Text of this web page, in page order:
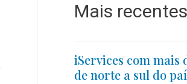
Mais recentes
iServices com mais
de norte a sul do